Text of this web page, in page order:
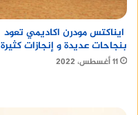
ايناكتس مودرن اكاديمي تعود
بنجاحات عديدة و إنجازات كثيرة
11 أغسطس، 2022